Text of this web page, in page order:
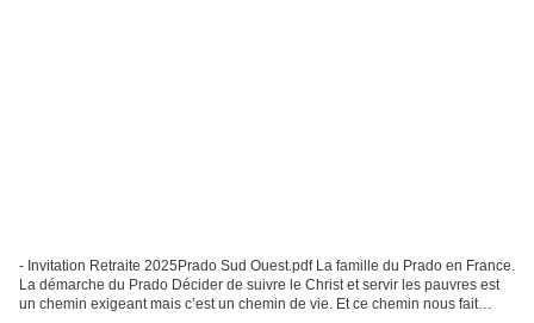
- Invitation Retraite 2025Prado Sud Ouest.pdf La famille du Prado en France.
La démarche du Prado Décider de suivre le Christ et servir les pauvres est
un chemin exigeant mais c’est un chemin de vie. Et ce chemin nous fait